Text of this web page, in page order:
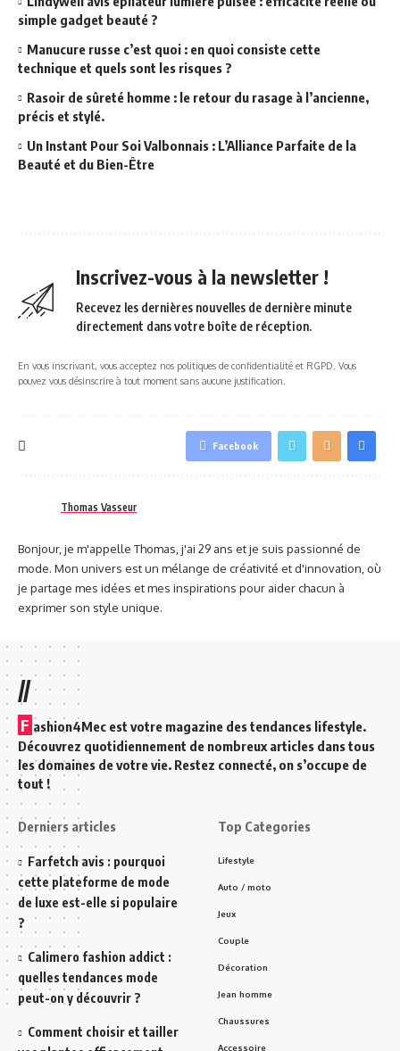
simple gadget beauté ?
Manucure russe c’est quoi : en quoi consiste cette
technique et quels sont les risques ?
Rasoir de sûreté homme : le retour du rasage à l’ancienne,
précis et stylé.
Un Instant Pour Soi Valbonnais : L’Alliance Parfaite de la
Beauté et du Bien-Être
Inscrivez-vous à la newsletter !
Recevez les dernières nouvelles de dernière minute
directement dans votre boîte de réception.
En vous inscrivant, vous acceptez nos politiques de confidentialité et RGPD. Vous
pouvez vous désinscrire à tout moment sans aucune justification.
Facebook
Thomas Vasseur
Bonjour, je m'appelle Thomas, j'ai 29 ans et je suis passionné de
mode. Mon univers est un mélange de créativité et d'innovation, où
je partage mes idées et mes inspirations pour aider chacun à
exprimer son style unique.
//
F ashion4Mec est votre magazine des tendances lifestyle.
Découvrez quotidiennement de nombreux articles dans tous
les domaines de votre vie. Restez connecté, on s’occupe de
tout !
Derniers articles
Farfetch avis : pourquoi
cette plateforme de mode
de luxe est-elle si populaire
?
Calimero fashion addict :
quelles tendances mode
peut-on y découvrir ?
Comment choisir et tailler
Top Categories
Lifestyle
Auto / moto
Jeux
Couple
Décoration
Jean homme
Chaussures
Accessoire